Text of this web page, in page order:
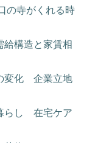
の寺がくれる時
給構造と家賃相
変化 企業立地
らし 在宅ケア